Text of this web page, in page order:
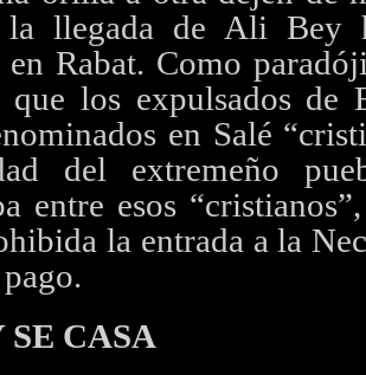
la llegada de Ali Bey
en Rabat. Como
que los expulsados de
en Salé
del extremeño
entre esos
la entrada a la
CASA